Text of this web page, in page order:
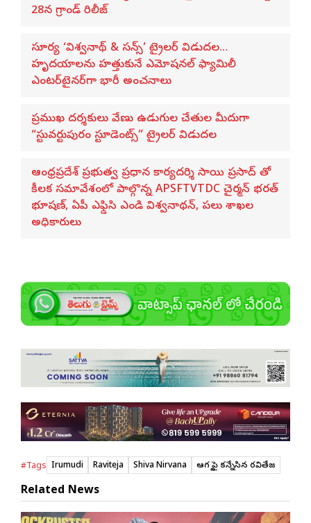
28న గ్రాండ్ రిలీజ్
సూర్య ‘విశ్వనాథ్ & సన్స్’ ట్రైలర్ విడుదల…
హృదయాలను హత్తుకునే ఎమోషనల్ ఫ్యామిలీ
ఎంటర్‌టైనర్‌గా భారీ అంచనాలు
ప్రముఖ దర్శకులు వేణు ఉడుగుల చేతుల మీదుగా
“స్టువర్టుపురం స్టూడెంట్స్” ట్రైలర్ విడుదల
ఆంధ్రప్రదేశ్ ప్రభుత్వ ప్రధాన కార్యదర్శి సాయి ప్రసాద్ తో
కీలక సమావేశంలో పాల్గొన్న APSFTVTDC చైర్మన్ భరత్
భూషణ్, ఏపీ ఎఫ్డిసి ఎండి విశ్వనాథన్, పలు శాఖల
అధికారులు
#Tags Irumudi Raviteja Shiva Nirvana ఆగ‌స్ట్ పై క‌న్నేసిన ర‌వితేజ‌
Related News